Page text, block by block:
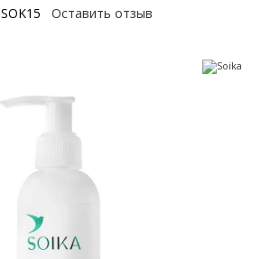
SOK15 Оставить отзыв